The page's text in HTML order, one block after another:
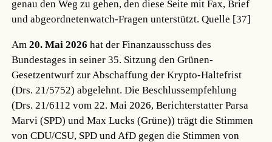
genau den Weg zu gehen, den diese Seite mit Fax, Brief
und abgeordnetenwatch-Fragen unterstützt.Quelle [37]
Am20. Mai 2026 hat der Finanzausschuss des
Bundestages in seiner 35. Sitzung den Grünen-
Gesetzentwurf zur Abschaffung der Krypto-Haltefrist
(Drs. 21/5752) abgelehnt. Die Beschlussempfehlung
(Drs. 21/6112 vom 22. Mai 2026, Berichterstatter Parsa
Marvi (SPD) und Max Lucks (Grüne)) trägt die Stimmen
von CDU/CSU, SPD und AfD gegen die Stimmen von